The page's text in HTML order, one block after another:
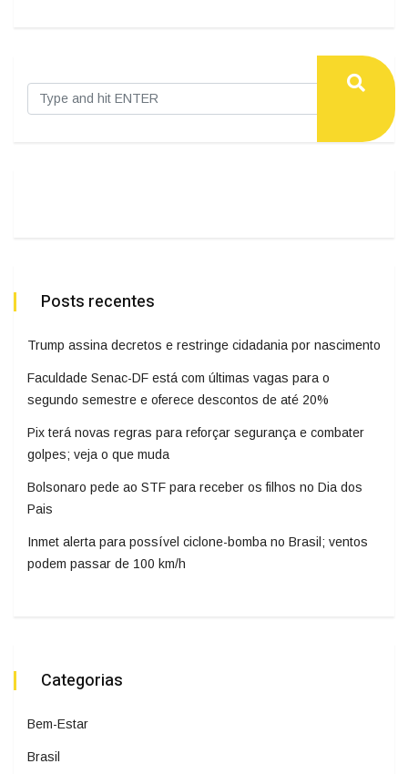
Posts recentes
Trump assina decretos e restringe cidadania por nascimento
Faculdade Senac-DF está com últimas vagas para o
segundo semestre e oferece descontos de até 20%
Pix terá novas regras para reforçar segurança e combater
golpes; veja o que muda
Bolsonaro pede ao STF para receber os filhos no Dia dos
Pais
Inmet alerta para possível ciclone-bomba no Brasil; ventos
podem passar de 100 km/h
Categorias
Bem-Estar
Brasil